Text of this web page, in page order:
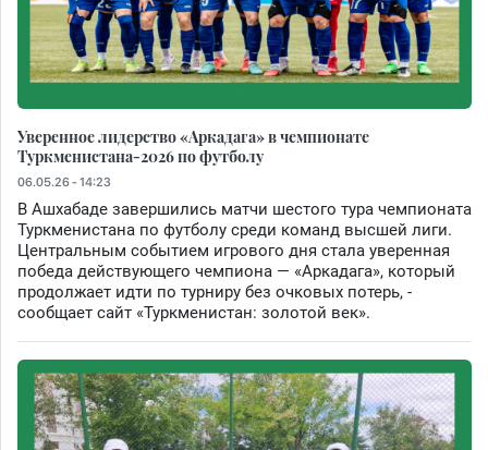
Уверенное лидерство «Аркадага» в чемпионате
Туркменистана-2026 по футболу
06.05.26 - 14:23
В Ашхабаде завершились матчи шестого тура чемпионата
Туркменистана по футболу среди команд высшей лиги.
Центральным событием игрового дня стала уверенная
победа действующего чемпиона — «Аркадага», который
продолжает идти по турниру без очковых потерь, -
сообщает сайт «Туркменистан: золотой век».